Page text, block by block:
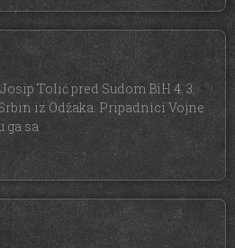
Tolić pred Sudom BiH 4. 3.
iz Odžaka. Pripadnici Vojne
ga sa